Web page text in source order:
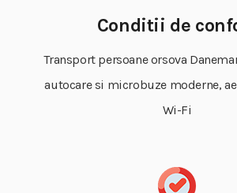
Conditii de
Transport persoane orsova
autocare si microbuze moderne,
Wi-Fi